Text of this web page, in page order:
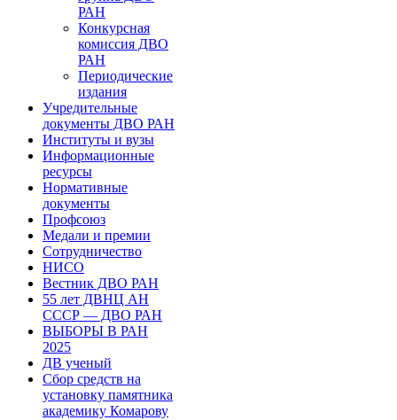
РАН
Конкурсная
комиссия ДВО
РАН
Периодические
издания
Учредительные
документы ДВО РАН
Институты и вузы
Информационные
ресурсы
Нормативные
документы
Профсоюз
Медали и премии
Сотрудничество
НИСО
Вестник ДВО РАН
55 лет ДВНЦ АН
СССР — ДВО РАН
ВЫБОРЫ В РАН
2025
ДВ ученый
Сбор средств на
установку памятника
академику Комарову